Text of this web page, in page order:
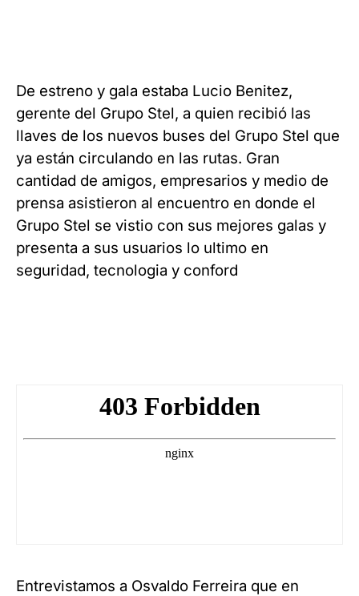
De estreno y gala estaba Lucio Benitez,
gerente del Grupo Stel, a quien recibió las
llaves de los nuevos buses del Grupo Stel que
ya están circulando en las rutas. Gran
cantidad de amigos, empresarios y medio de
prensa asistieron al encuentro en donde el
Grupo Stel se vistio con sus mejores galas y
presenta a sus usuarios lo ultimo en
seguridad, tecnologia y conford
Entrevistamos a Osvaldo Ferreira que en